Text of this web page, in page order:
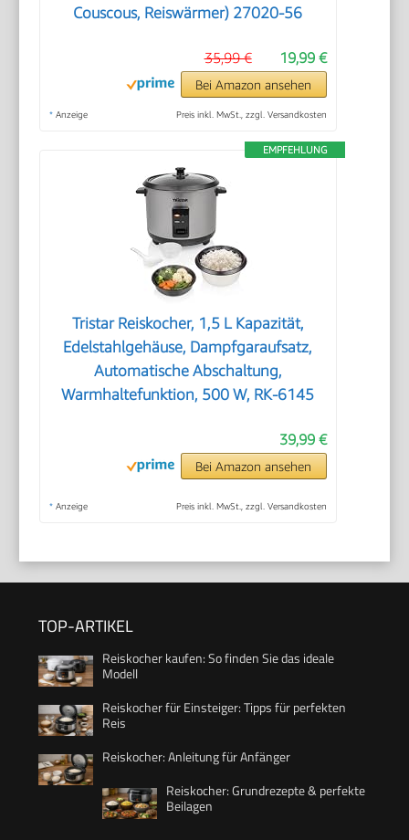
Couscous, Reiswärmer) 27020-56
19,99 €
35,99 €
Bei Amazon ansehen
* Anzeige Preis inkl. MwSt., zzgl. Versandkosten
EMPFEHLUNG
Tristar Reiskocher, 1,5 L Kapazität,
Edelstahlgehäuse, Dampfgaraufsatz,
Automatische Abschaltung,
Warmhaltefunktion, 500 W, RK-6145
39,99 €
Bei Amazon ansehen
* Anzeige Preis inkl. MwSt., zzgl. Versandkosten
TOP-ARTIKEL
Reiskocher kaufen: So finden Sie das ideale
Modell
Reiskocher für Einsteiger: Tipps für perfekten
Reis
Reiskocher: Anleitung für Anfänger
Reiskocher: Grundrezepte & perfekte
Beilagen